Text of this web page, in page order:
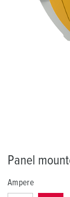
Panel
Ampere